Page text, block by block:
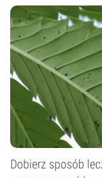
Dobierz sposób